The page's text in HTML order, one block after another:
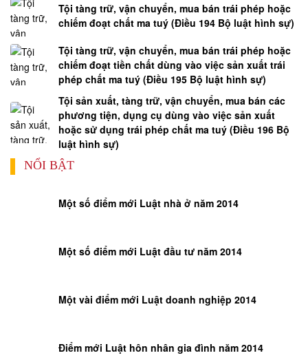
LAO
ĐỘNG
-
BẢO
HIỂM
LUẬT
SƯ
GIẢI
QUYẾT
TRANH
Tội tàng trữ, vận chuyển, mua bán trái phép hoặc
chiếm đoạt chất ma tuý (Điều 194 Bộ luật hình sự)
Tội tàng trữ, vận chuyển, mua bán trái phép hoặc
chiếm đoạt tiền chất dùng vào việc sản xuất trái
phép chất ma tuý (Điều 195 Bộ luật hình sự)
Tội sản xuất, tàng trữ, vận chuyển, mua bán các
phương tiện, dụng cụ dùng vào việc sản xuất
hoặc sử dụng trái phép chất ma tuý (Điều 196 Bộ
luật hình sự)
NỔI BẬT
Một số điểm mới Luật nhà ở năm 2014
Một số điểm mới Luật đầu tư năm 2014
Một vài điểm mới Luật doanh nghiệp 2014
Điểm mới Luật hôn nhân gia đình năm 2014